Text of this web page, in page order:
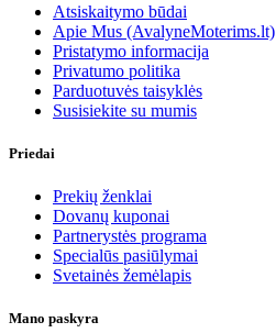
Atsiskaitymo būdai
Apie Mus (AvalyneMoterims.lt)
Pristatymo informacija
Privatumo politika
Parduotuvės taisyklės
Susisiekite su mumis
Priedai
Prekių ženklai
Dovanų kuponai
Partnerystės programa
Specialūs pasiūlymai
Svetainės žemėlapis
Mano paskyra